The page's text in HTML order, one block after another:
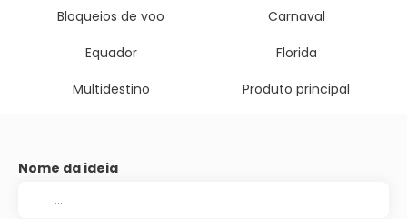
Bloqueios de voo
Carnaval
Equador
Florida
Multidestino
Produto principal
Nome da ideia